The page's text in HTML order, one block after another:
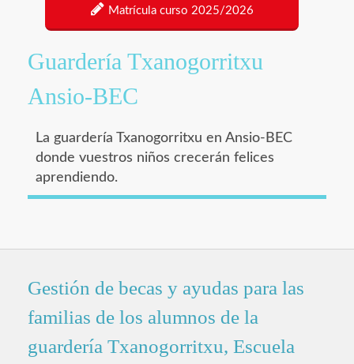
Matrícula curso 2025/2026
Guardería Txanogorritxu
Ansio-BEC
La guardería Txanogorritxu en Ansio-BEC
donde vuestros niños crecerán felices
aprendiendo.
Gestión de becas y ayudas para las
familias de los alumnos de la
guardería Txanogorritxu, Escuela